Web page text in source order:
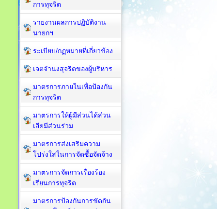
การทุจริต
รายงานผลการปฏิบัติงาน
นายกฯ
ระเบียบ/กฏหมายที่เกี่ยวข้อง
เจตจำนงสุจริตของผู้บริหาร
มาตรการภายในเพื่อป้องกัน
การทุจริต​
มาตรการให้ผู้มีส่วนได้ส่วน
เสียมีส่วนร่วม
มาตรการส่งเสริมความ
โปร่งใสในการจัดซื้อจัดจ้าง
มาตรการจัดการเรื่องร้อง
เรียนการทุจริต
มาตรการป้องกันการขัดกัน